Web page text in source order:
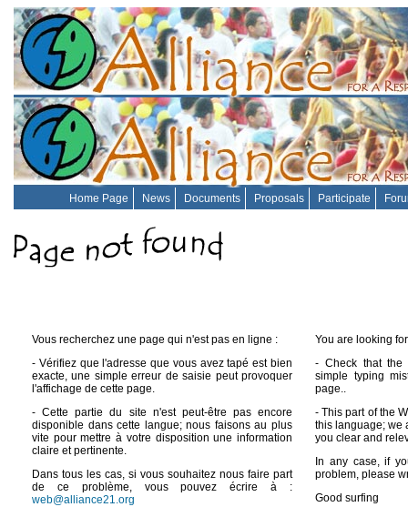
Home Page News Documents Proposals Participate
Vous recherchez une page qui n'est pas en ligne :
- Vérifiez que l'adresse que vous avez tapé est bien
exacte, une simple erreur de saisie peut provoquer
l'affichage de cette page.
- Cette partie du site n'est peut-être pas encore
disponible dans cette langue; nous faisons au plus
vite pour mettre à votre disposition une information
claire et pertinente.
Dans tous les cas, si vous souhaitez nous faire part
de ce problème, vous pouvez écrire à :
web@alliance21.org
You are looking
- Check that the
simple typing
page..
- This part of the
this language; we
you clear and
In any case, if
problem, please
Good surfing